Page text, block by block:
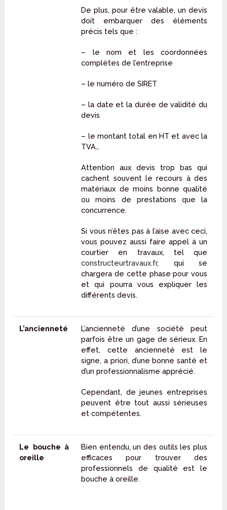
De plus, pour être valable, un devis
doit embarquer des éléments
précis tels que :
– le nom et les coordonnées
complètes de l’entreprise
– le numéro de SIRET
– la date et la durée de validité du
devis
– le montant total en HT et avec la
TVA…
Attention aux devis trop bas qui
cachent souvent le recours à des
matériaux de moins bonne qualité
ou moins de prestations que la
concurrence.
Si vous n’êtes pas à l’aise avec ceci,
vous pouvez aussi faire appel à un
courtier en travaux, tel que
constructeurtravaux.fr, qui se
chargera de cette phase pour vous
et qui pourra vous expliquer les
différents devis.
L’ancienneté
L’ancienneté d’une société peut
parfois être un gage de sérieux. En
effet, cette ancienneté est le
signe, a priori, d’une bonne santé et
d’un professionnalisme apprécié.
Cependant, de jeunes entreprises
peuvent être tout aussi sérieuses
et compétentes.
Le bouche à
oreille
Bien entendu, un des outils les plus
efficaces pour trouver des
professionnels de qualité est le
bouche à oreille.